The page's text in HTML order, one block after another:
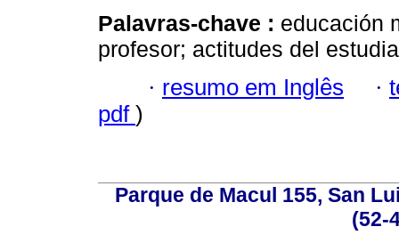
Palavras-chave : educación
profesor; actitudes del
· resumo em Inglês ·
pdf )
Parque de Macul 155, San
(52-